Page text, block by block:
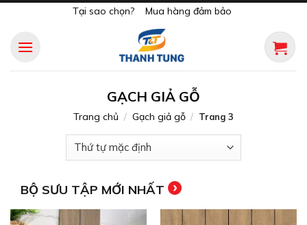
content
Tại sao chọn? Mua hàng đảm bảo
GẠCH GIẢ GỖ
Trang chủ / Gạch giả gỗ / Trang 3
BỘ SƯU TẬP MỚI NHẤT